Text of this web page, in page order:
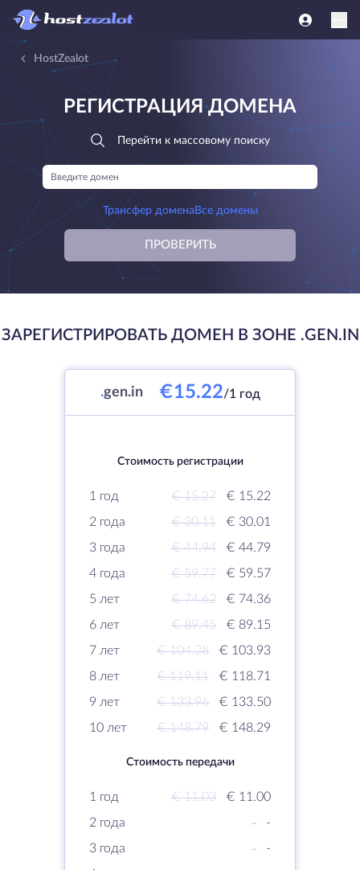
HostZealot
РЕГИСТРАЦИЯ ДОМЕНА
Перейти к массовому поиску
Трансфер домена Все домены
ПРОВЕРИТЬ
ЗАРЕГИСТРИРОВАТЬ ДОМЕН В ЗОНЕ .GEN.IN
.gen.in €15.22/1 год
Стоимость регистрации
1 год € 15.27
€ 15.22
2 года
€ 30.11
€ 30.01
3 года
€ 44.94
€ 44.79
4 года
€ 59.77
€ 59.57
5 лет
€ 74.62
€ 74.36
6 лет
€ 89.45
€ 89.15
7 лет
€ 104.28
€ 103.93
8 лет
€ 119.11
€ 118.71
9 лет
€ 133.96
€ 133.50
10 лет
€ 148.79 € 148.29
Стоимость передачи
1 год € 11.03
€ 11.00
2 года
-
-
3 года
-
-